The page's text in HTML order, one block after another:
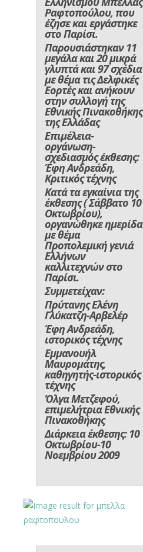
Ραφτοπούλου, που
έζησε και εργάστηκε
στο Παρίσι.
Παρουσιάστηκαν 11
μεγάλα και 20 μικρά
γλυπτά και 97 σχέδια
με θέμα τις Δελφικές
Εορτές και ανήκουν
στην συλλογή της
Εθνικής Πινακοθήκης
της Ελλάδας
Επιμέλεια-
οργάνωση-
σχεδιασμός έκθεσης:
Έφη Ανδρεάδη,
Κριτικός τέχνης
Κατά τα εγκαίνια της
έκθεσης ( Σάββατο 10
Οκτωβρίου),
οργανώθηκε ημερίδα
με θέμα
Προπολεμική γενιά
Ελλήνων
καλλιτεχνών στο
Παρίσι.
Συμμετείχαν:
Πρύτανης Ελένη
Γλύκατζη-Αρβελέρ
Έφη Ανδρεάδη,
ιστορικός τέχνης
Εμμανουήλ
Μαυρομάτης,
καθηγητής-ιστορικός
τέχνης
Όλγα Μετζεφού,
επιμελήτρια Εθνικής
Πινακοθήκης
Διάρκεια έκθεσης: 10
Οκτωβρίου-10
Νοεμβρίου 2009